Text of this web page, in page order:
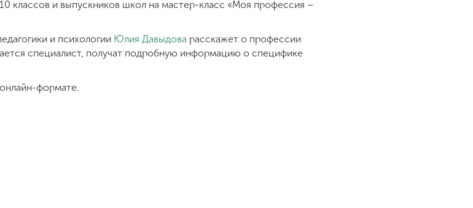
классов и выпускников школ на мастер-класс «Моя профессия –
и психологии Юлия Давыдова расскажет о профессии
специалист, получат подробную информацию о специфике
формате.